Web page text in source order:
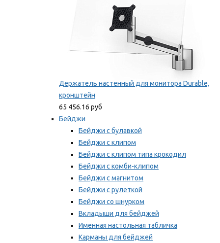
Держатель настенный для монитора Durable,
кронштейн
65 456.16 руб
Бейджи
Бейджи с булавкой
Бейджи с клипом
Бейджи с клипом типа крокодил
Бейджи с комби-клипом
Бейджи с магнитом
Бейджи с рулеткой
Бейджи со шнурком
Вкладыши для бейджей
Именная настольная табличка
Карманы для бейджей